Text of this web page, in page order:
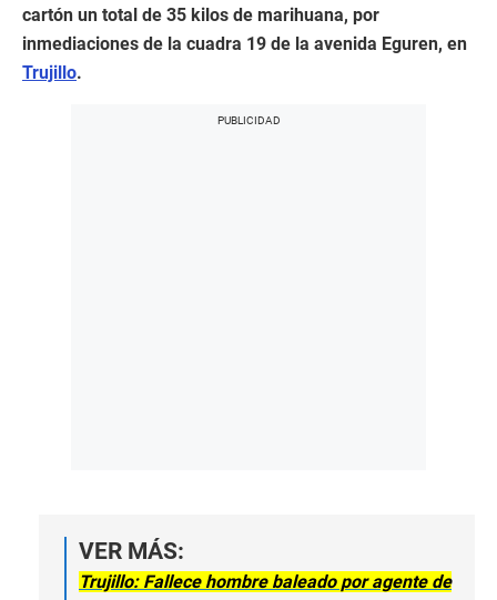
cartón un total de 35 kilos de marihuana, por
inmediaciones de la cuadra 19 de la avenida Eguren, en
Trujillo.
VER MÁS:
Trujillo: Fallece hombre baleado por agente de